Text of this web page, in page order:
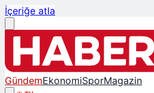
İçeriğe atla
GündemEkonomiSporMagazin